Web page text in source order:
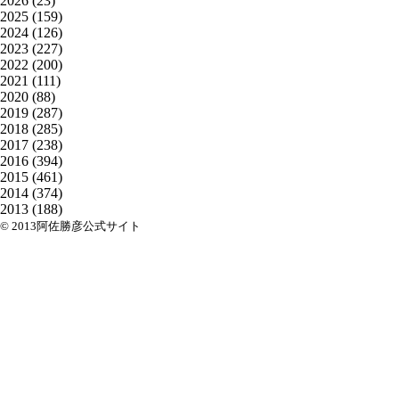
2025 (159)
2024 (126)
2023 (227)
2022 (200)
2021 (111)
2020 (88)
2019 (287)
2018 (285)
2017 (238)
2016 (394)
2015 (461)
2014 (374)
2013 (188)
© 2013阿佐勝彦公式サイト